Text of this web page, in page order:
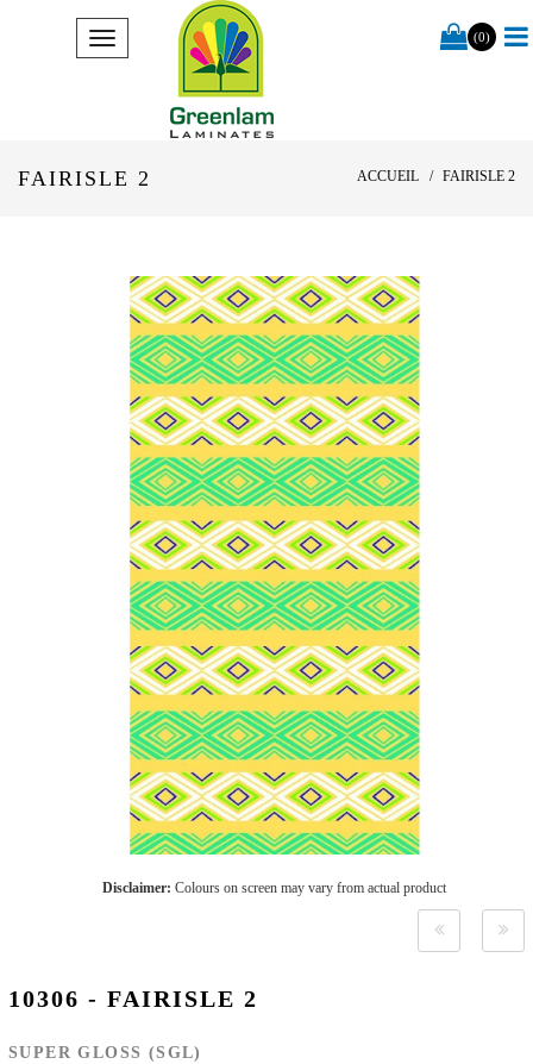
(0)
FAIRISLE 2 ACCUEIL FAIRISLE 2
Disclaimer: Colours on screen may vary from actual product
10306 - FAIRISLE 2
SUPER GLOSS (SGL)